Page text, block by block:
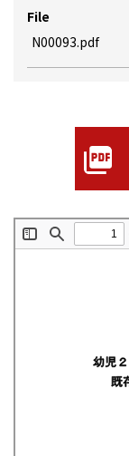
File
N00093.pdf